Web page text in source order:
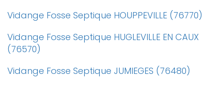
Vidange Fosse Septique HOUPPEVILLE (76770)
Vidange Fosse Septique HUGLEVILLE EN CAUX
(76570)
Vidange Fosse Septique JUMIEGES (76480)